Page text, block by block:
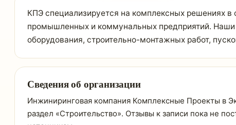
КПЭ специализируется на комплексных решениях
промышленных и коммунальных предприятий. Наши
оборудования, строительно-монтажных работ,
Сведения об организации
Инжиниринговая компания Комплексные Проекты в
раздел «Строительство». Отзывы к записи пока не